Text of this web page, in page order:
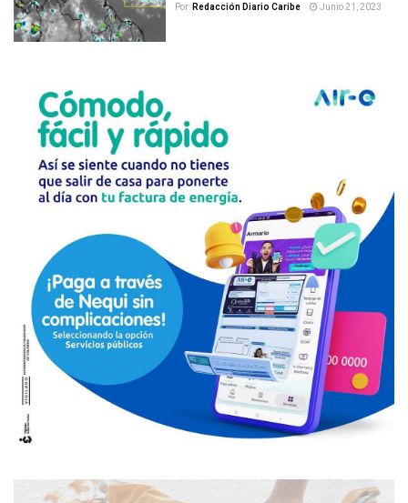
Por:Redacción Diario Caribe Junio 21, 2023